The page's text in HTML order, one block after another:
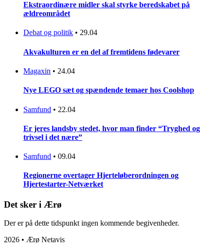
Ekstraordinære midler skal styrke beredskabet på
ældreområdet
Debat og politik • 29.04
Akvakulturen er en del af fremtidens fødevarer
Magaxin • 24.04
Nye LEGO sæt og spændende temaer hos Coolshop
Samfund • 22.04
Er jeres landsby stedet, hvor man finder “Tryghed og
trivsel i det nære”
Samfund • 09.04
Regionerne overtager Hjerteløberordningen og
Hjertestarter-Netværket
Det sker i Ærø
Der er på dette tidspunkt ingen kommende begivenheder.
2026 • Ærø Netavis